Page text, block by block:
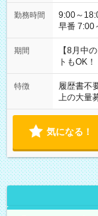
勤務時間
9:00～18:00（休憩60分
早番 7:00
と休みを
「でき
ね。 ※Wワーク希望の方へ 今ご覧のお仕事で希望する勤務時間
と、もう
合は応募
期間
【8月中
トもOK！
特徴 履歴書不
上の大量
気になる！